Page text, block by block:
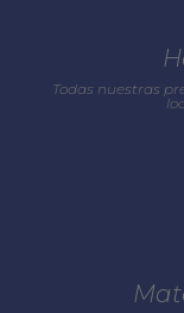
Todas nuestras